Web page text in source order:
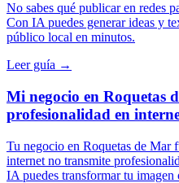
No sabes qué publicar en redes
Con IA puedes generar ideas y
público local en minutos.
Leer guía →
Mi negocio en Roquetas
profesionalidad en
Tu negocio en Roquetas de Mar
internet no transmite
IA puedes transformar tu imagen